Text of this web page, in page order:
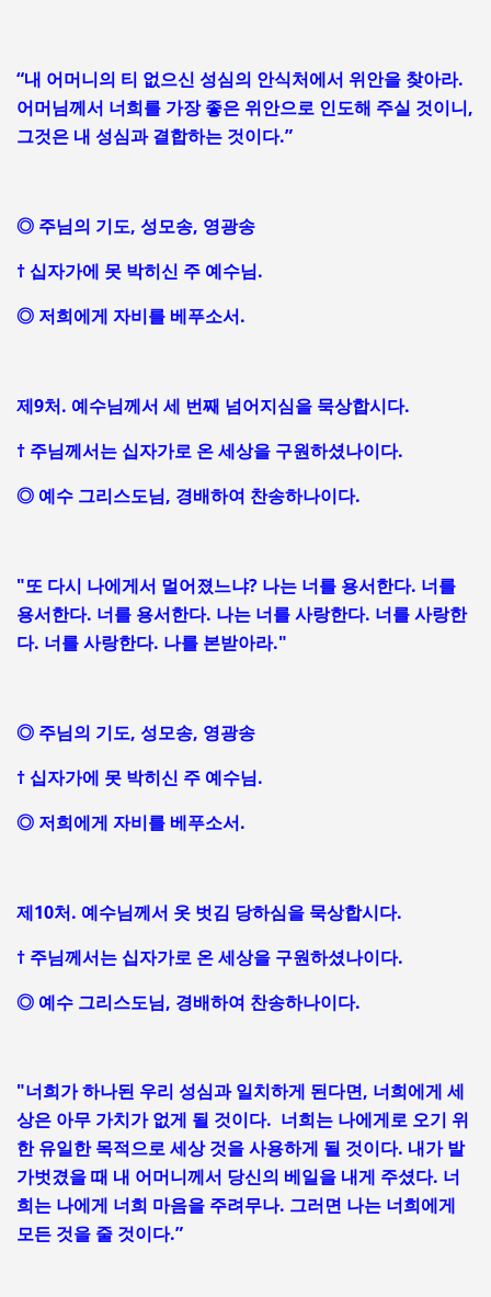
“내 어머니의 티 없으신 성심의 안식처에서 위안을 찾아라.
어머님께서 너희를 가장 좋은 위안으로 인도해 주실 것이니,
그것은 내 성심과 결합하는 것이다.”
◎ 주님의 기도, 성모송, 영광송
† 십자가에 못 박히신 주 예수님.
◎ 저희에게 자비를 베푸소서.
제9처. 예수님께서 세 번째 넘어지심을 묵상합시다.
† 주님께서는 십자가로 온 세상을 구원하셨나이다.
◎ 예수 그리스도님, 경배하여 찬송하나이다.
"또 다시 나에게서 멀어졌느냐? 나는 너를 용서한다. 너를
용서한다. 너를 용서한다. 나는 너를 사랑한다. 너를 사랑한
다. 너를 사랑한다. 나를 본받아라."
◎ 주님의 기도, 성모송, 영광송
† 십자가에 못 박히신 주 예수님.
◎ 저희에게 자비를 베푸소서.
제10처. 예수님께서 옷 벗김 당하심을 묵상합시다.
† 주님께서는 십자가로 온 세상을 구원하셨나이다.
◎ 예수 그리스도님, 경배하여 찬송하나이다.
"너희가 하나된 우리 성심과 일치하게 된다면, 너희에게 세
상은 아무 가치가 없게 될 것이다. 너희는 나에게로 오기 위
한 유일한 목적으로 세상 것을 사용하게 될 것이다. 내가 발
가벗겼을 때 내 어머니께서 당신의 베일을 내게 주셨다. 너
희는 나에게 너희 마음을 주려무나. 그러면 나는 너희에게
모든 것을 줄 것이다.”